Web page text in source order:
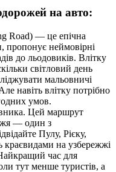
на авто:
Road) — це епічна
пропонує неймовірні
до льодовиків. Влітку
світловий день
мальовничі
навіть влітку потрібно
умов.
Цей маршрут
— один з
Пулу, Рієку,
краєвидами на узбережжі
час для
тут менше туристів, а